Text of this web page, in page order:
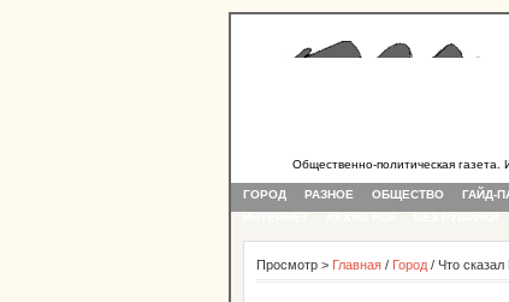
Общественно-политическая газета.
ГОРОД РАЗНОЕ ОБЩЕСТВО ГАЙД-
Просмотр > Главная / Город / Что